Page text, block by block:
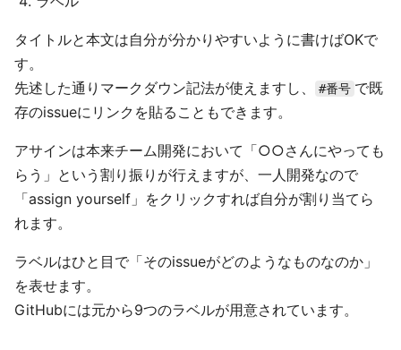
タイトルと本文は自分が分かりやすいように書けばOKで
す。
先述した通りマークダウン記法が使えますし、
#番号 で既
存のissueにリンクを貼ることもできます。
アサインは本来チーム開発において「○○さんにやっても
らう」という割り振りが行えますが、一人開発なので
「assign yourself」をクリックすれば自分が割り当てら
れます。
ラベルはひと目で「そのissueがどのようなものなのか」
を表せます。
GitHubには元から9つのラベルが用意されています。